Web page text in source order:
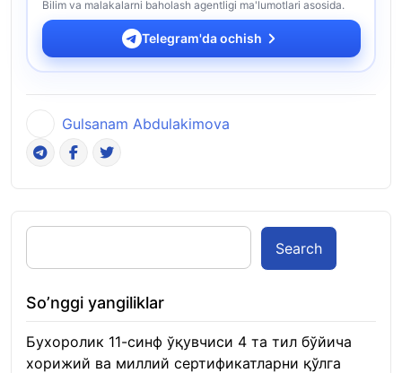
Bilim va malakalarni baholash agentligi ma'lumotlari asosida.
Telegram'da ochish
Gulsanam Abdulakimova
Search
So’nggi yangiliklar
Бухоролик 11-синф ўқувчиси 4 та тил бўйича
хорижий ва миллий сертификатларни қўлга